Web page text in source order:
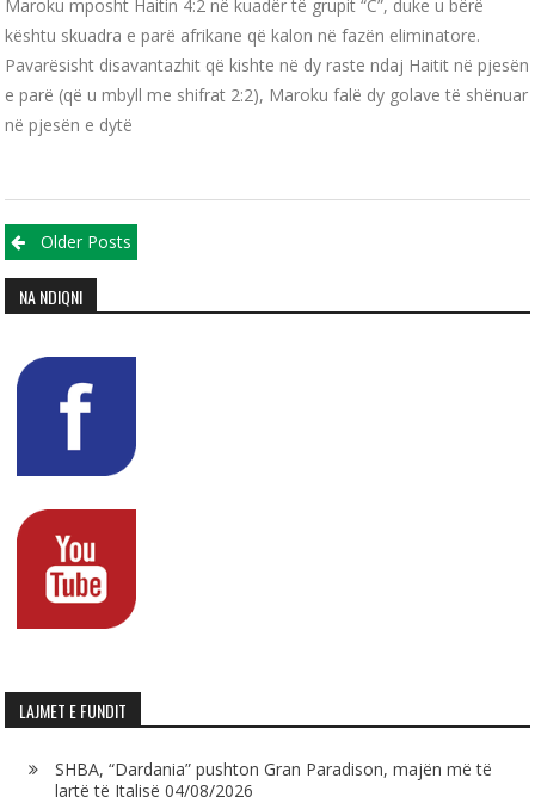
Maroku mposht Haitin 4:2 në kuadër të grupit “C”, duke u bërë
kështu skuadra e parë afrikane që kalon në fazën eliminatore.
Pavarësisht disavantazhit që kishte në dy raste ndaj Haitit në pjesën
e parë (që u mbyll me shifrat 2:2), Maroku falë dy golave të shënuar
në pjesën e dytë
Posts navigation
Older Posts
NA NDIQNI
LAJMET E FUNDIT
SHBA, “Dardania” pushton Gran Paradison, majën më të
lartë të Italisë 04/08/2026